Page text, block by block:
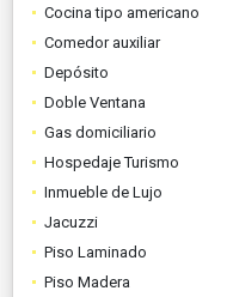
Cocina tipo americano
Comedor auxiliar
Depósito
Doble Ventana
Gas domiciliario
Hospedaje Turismo
Inmueble de Lujo
Jacuzzi
Piso Laminado
Piso Madera